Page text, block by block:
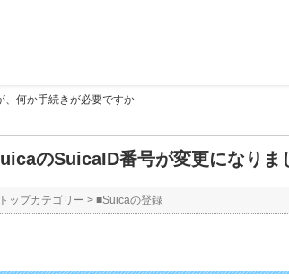
、何か手続きが必要ですか
のSuicaID番号が変更になりま
トップカテゴリー > ■Suicaの登録